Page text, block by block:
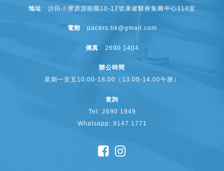
地址 沙田小瀝源源順圍10-12號康健醫療集團中心318室
電郵 pacers.hk@gmail.com
傳真 2690 1404
辦公時間
星期一至五10:00-18:00（13:00-14:00午膳）
查詢
Tel: 2690 1849
Whatsapp: 9147 1771